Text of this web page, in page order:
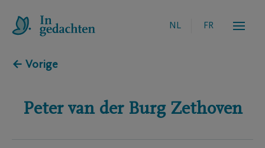
NL FR
← Vorige
Peter van der Burg Zethoven